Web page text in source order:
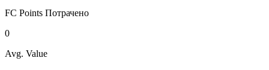
FC Points Потрачено
0
Avg. Value